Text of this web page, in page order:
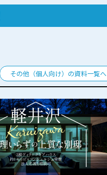
その他（個人向け）の資料一覧へ